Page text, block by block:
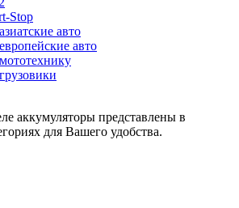
Stop
авто
авто
аккумуляторы представлены в
для Вашего удобства.